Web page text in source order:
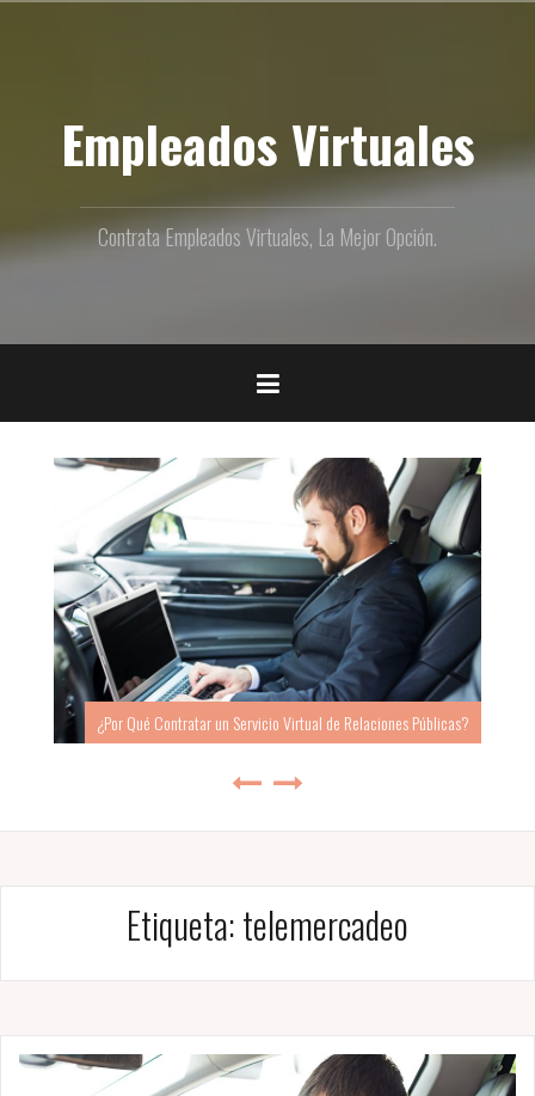
Empleados Virtuales
Contrata Empleados Virtuales, La Mejor Opción.
¿Por Qué Contratar un Servicio Virtual de Relaciones Públicas?
Etiqueta:telemercadeo